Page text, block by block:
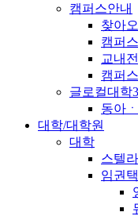
캠퍼스안내
찾아
캠퍼
교내
캠퍼
글로컬대학
동아
대학/대학원
대학
스텔
임권